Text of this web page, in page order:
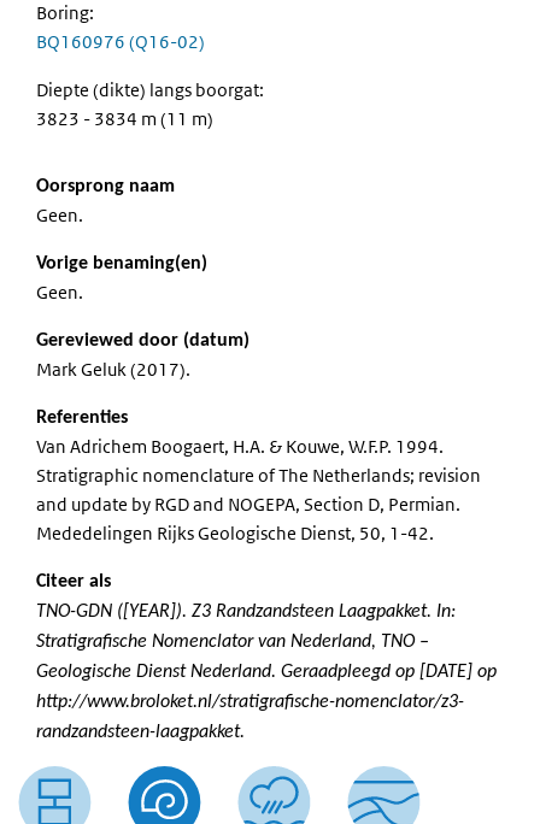
Boring:
BQ160976 (Q16-02)
Diepte (dikte) langs boorgat:
3823 - 3834 m (11 m)
Oorsprong naam
Geen.
Vorige benaming(en)
Geen.
Gereviewed door (datum)
Mark Geluk (2017).
Referenties
Van Adrichem Boogaert, H.A. & Kouwe, W.F.P. 1994.
Stratigraphic nomenclature of The Netherlands; revision
and update by RGD and NOGEPA, Section D, Permian.
Mededelingen Rijks Geologische Dienst, 50, 1-42.
Citeer als
TNO-GDN ([YEAR]). Z3 Randzandsteen Laagpakket. In:
Stratigrafische Nomenclator van Nederland, TNO –
Geologische Dienst Nederland. Geraadpleegd op [DATE] op
http://www.broloket.nl/stratigrafische-nomenclator/z3-
randzandsteen-laagpakket.